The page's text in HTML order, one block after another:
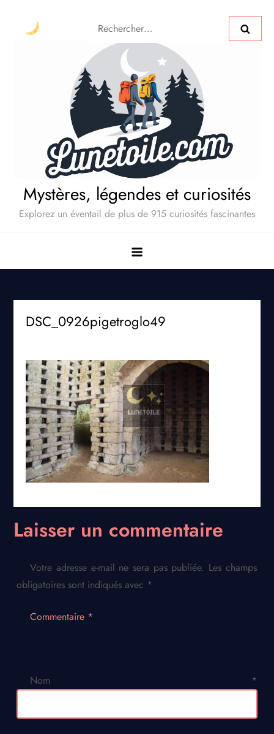
Mystères, légendes et curiosités
Explorez un éventail de plus de 915 curiosités fascinantes
DSC_0926pigetroglo49
Laisser un commentaire
Votre adresse e-mail ne sera pas publiée. Les champs
obligatoires sont indiqués avec *
Commentaire *
Nom *